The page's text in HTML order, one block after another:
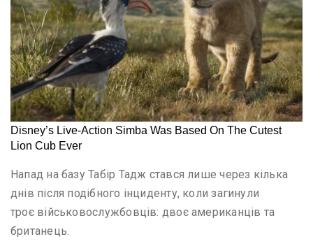
Напад на базу Табір Тадж стався лише через кілька
днів після подібного інциденту, коли загинули
троє військовослужбовців: двоє американців та
британець.